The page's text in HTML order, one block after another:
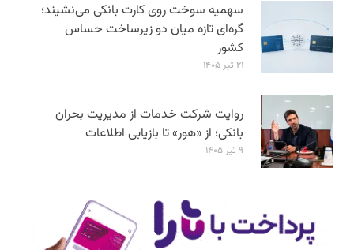
سهمیه سوخت روی کارت بانکی می‌نشیند؛
گره‌ای تازه میان دو زیرساخت حساس
کشور
۲۱ تیر ۱۴۰۵
روایت شرکت خدمات از مدیریت بحران
بانکی؛ از «هور» تا بازیابی اطلاعات
۹ تیر ۱۴۰۵